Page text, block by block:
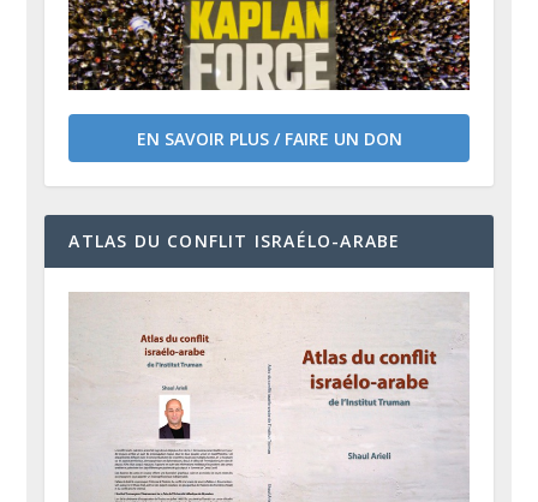
EN SAVOIR PLUS / FAIRE UN DON
ATLAS DU CONFLIT ISRAÉLO-ARABE